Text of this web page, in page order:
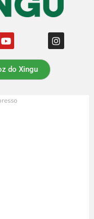
do Xingu